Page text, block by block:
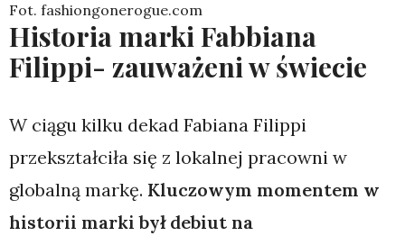
Fot. fashiongonerogue.com
Historia marki Fabbiana
Filippi- zauważeni w świecie
W ciągu kilku dekad Fabiana Filippi
przekształciła się z lokalnej pracowni w
globalną markę. Kluczowym momentem w
historii marki był debiut na